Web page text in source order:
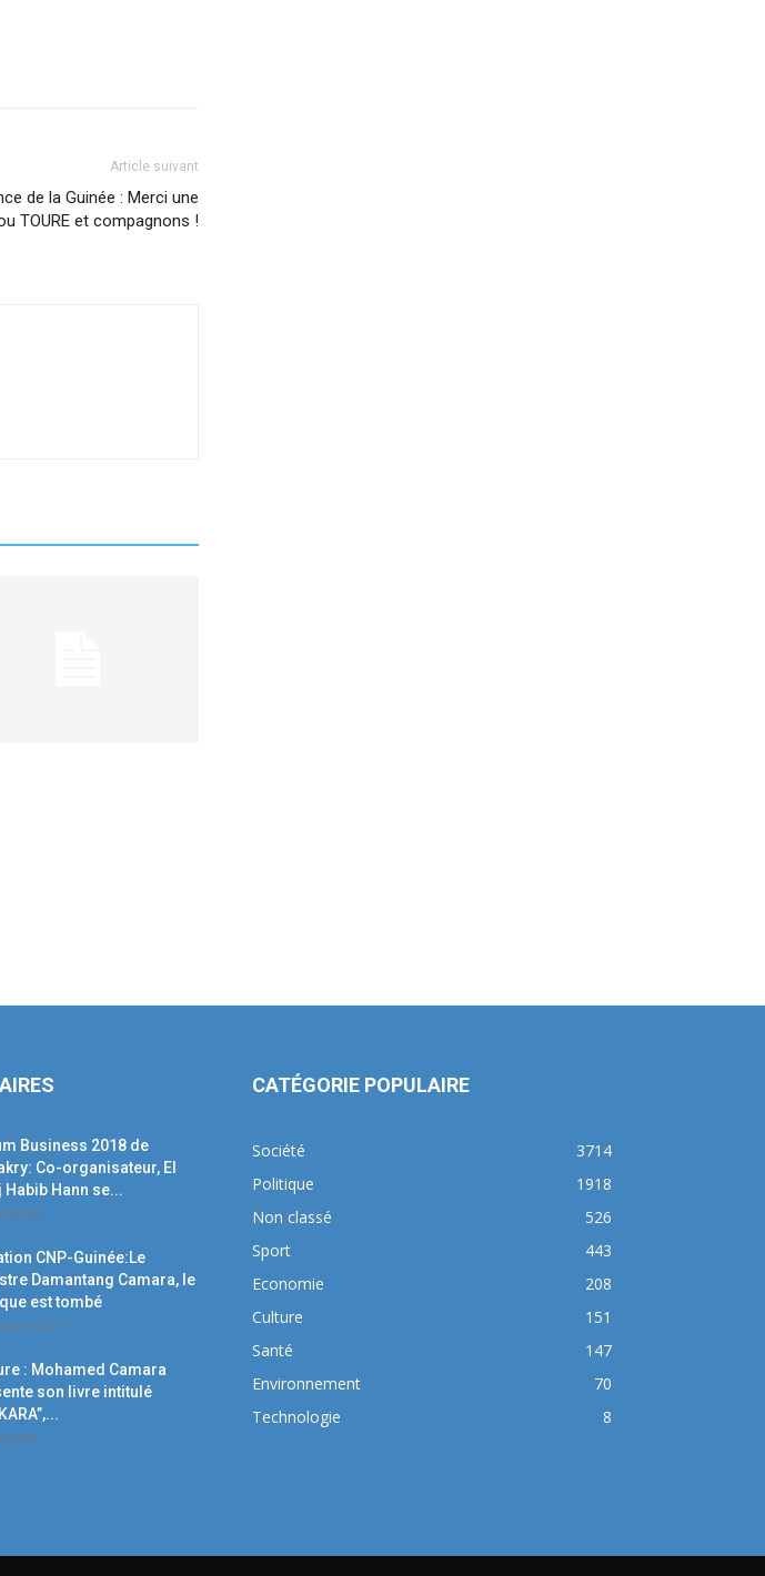
Article suivant
de la Guinée : Merci une
TOURE et compagnons !
Business 2018 de
Co-organisateur, El
Habib Hann se...
2018
CNP-Guinée:Le
Damantang Camara, le
est tombé
2017
: Mohamed Camara
son livre intitulé
2018
CATÉGORIE POPULAIRE
Société
3714
Politique
1918
Non classé
526
Sport
443
Economie
208
Culture
151
Santé
147
Environnement
70
Technologie
8